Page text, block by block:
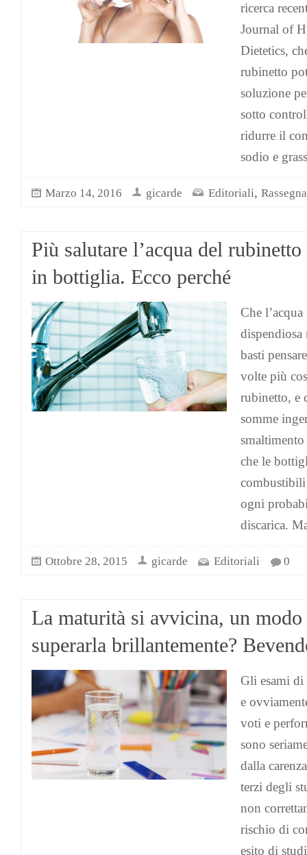
ricerca
Journal of
Dietetics,
rubinetto
soluzione
sotto
ridurre il
sodio e
Marzo 14, 2016 gicarde Editoriali,
Più salutare l’acqua del
in bottiglia. Ecco perché
Che
basti
volte più
rubinetto, e
somme
che le
ogni
discarica.
Ottobre 28, 2015 gicarde Editoriali 0
La maturità si avvicina, un modo
superarla brillantemente?
Gli esami di
e
voti e
sono
dalla
terzi degli
non
rischio di
esito di